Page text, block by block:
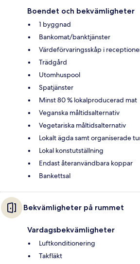
Boendet och bekvämligheter
1 byggnad
Bankomat/banktjänster
Värdeförvaringsskåp i
Trädgård
Utomhuspool
Spatjänster
Minst 80 % lokalproducerad mat
Veganska måltidsalternativ
Vegetariska måltidsalternativ
Lokalt ägda samt organiserade
Lokal konstutställning
Endast återanvändbara koppar
Bankettsal
Bekvämligheter på rummet
Vardagsbekvämligheter
Luftkonditionering
Takfläkt